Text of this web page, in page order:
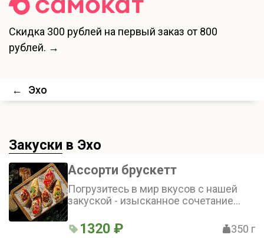
Скидка 300 рублей на первый заказ от 800
рублей. →
← Эхо
Закуски в Эхо
Ассорти брускетт
Погрузитесь в мир вкусов с нашей
закуской - изысканное сочетание
разнообразных топпингов: от
1320 ₽ 350 г